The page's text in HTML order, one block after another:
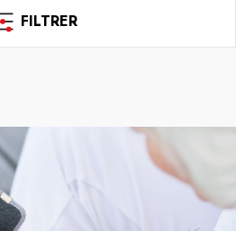
FILTRER